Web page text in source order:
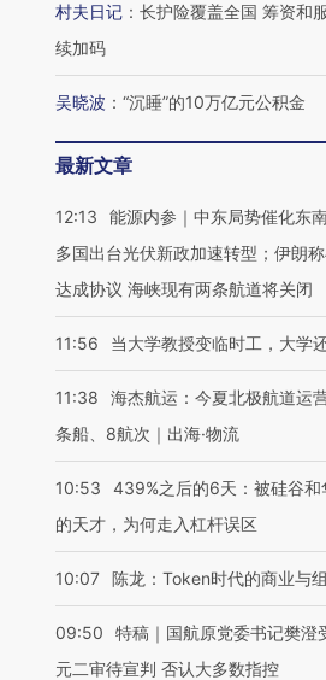
村夫日记 ： 长护险覆盖全国 筹资和
续加码
吴晓波 ： “沉睡”的10万亿元公积金
最新文章
12:13
能源内参｜中东局势催化东
多国出台光伏新政加速转型；伊朗
达成协议 海峡现有两条航道将关闭
11:56 当大学教授变临时工，大学
11:38
海杰航运：今夏北极航道运
条船、8航次｜出海·物流
10:53
439%之后的6天：被硅谷和
的天才，为何走入杠杆误区
10:07 陈龙：Token时代的商业与
09:50
特稿｜国航原党委书记樊澄
元二审待宣判 否认大多数指控